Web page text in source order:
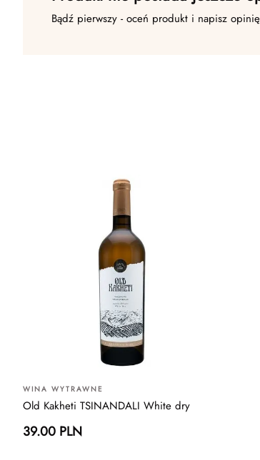
Bądź pierwszy - oceń produkt i napisz
WINA WYTRAWNE
Old Kakheti TSINANDALI White dry
39.00 PLN